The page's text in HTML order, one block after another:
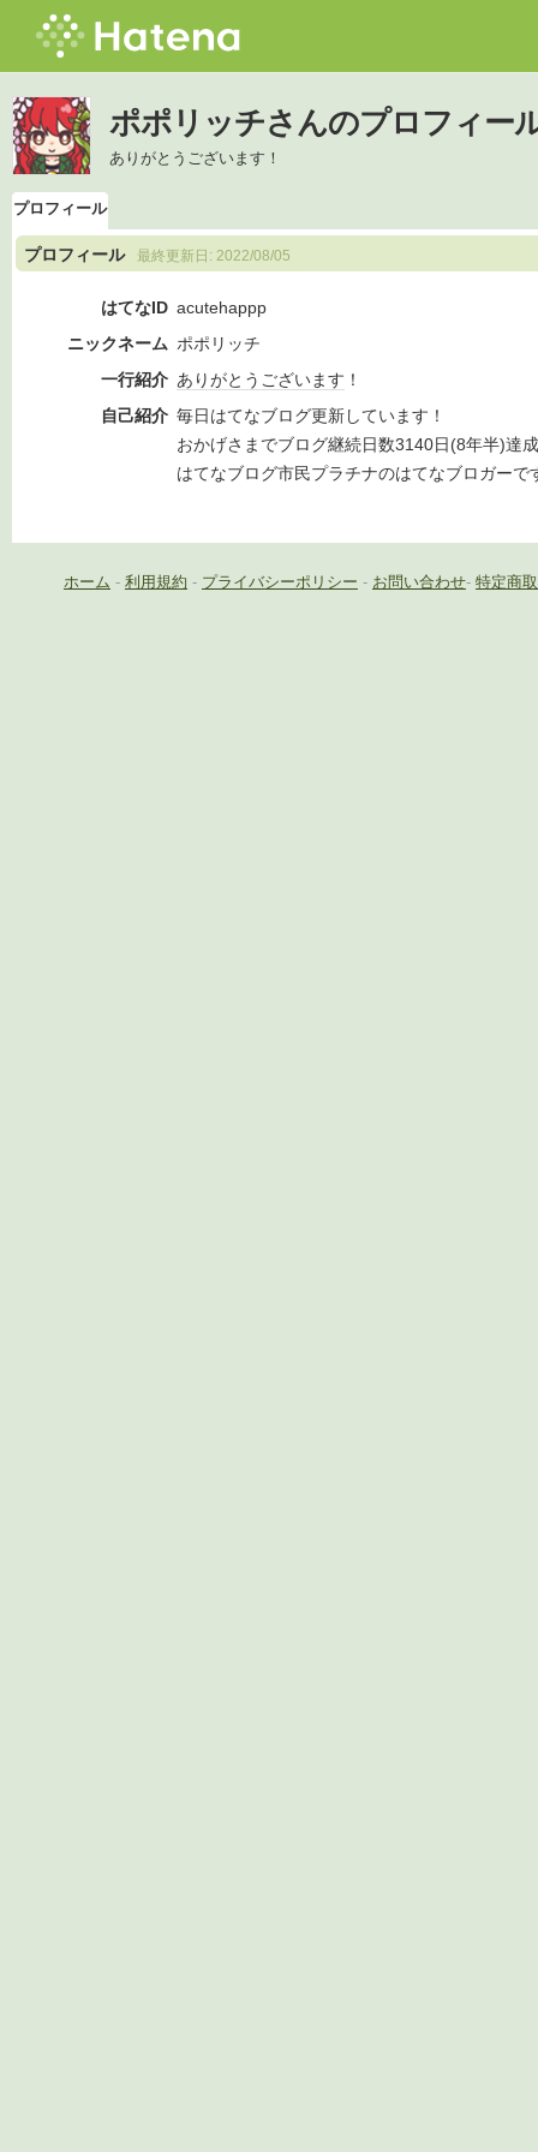
ポポリッチさんのプロフィー
ありがとうございます！
プロフィール
プロフィール 最終更新日: 2022/08/05
はてなID acutehappp
ニックネーム ポポリッチ
一行紹介 ありがとうございます ！
自己紹介 毎日はてなブログ更新しています！
おかげさまでブログ継続日数3140日(8年半)達
はてなブログ市民プラチナのはてなブロガーで
ホーム - 利用規約 - プライバシーポリシー - お問い合わせ- 特定商